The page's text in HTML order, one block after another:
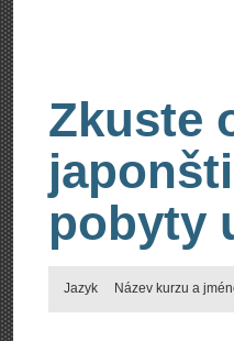
Zkuste
pobyty
Jazyk Název kurzu a